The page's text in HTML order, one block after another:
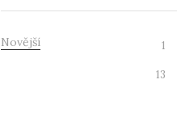
Novější 1
13